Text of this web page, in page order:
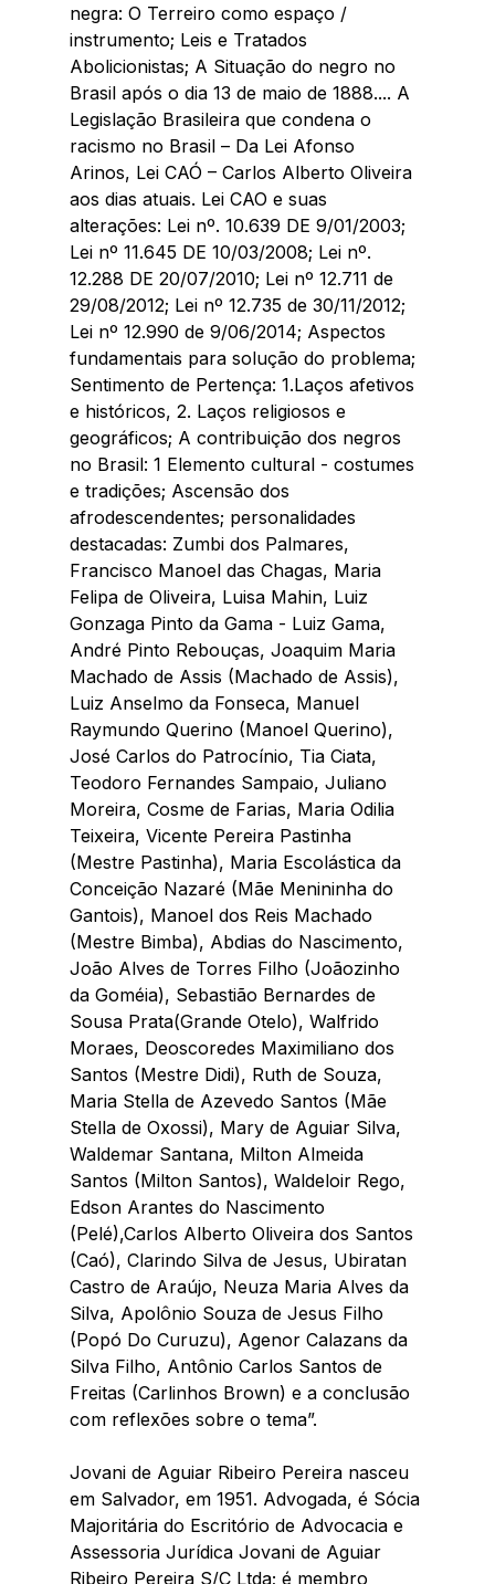
negra: O Terreiro como espaço /
instrumento; Leis e Tratados
Abolicionistas; A Situação do negro no
Brasil após o dia 13 de maio de 1888.... A
Legislação Brasileira que condena o
racismo no Brasil – Da Lei Afonso
Arinos, Lei CAÓ – Carlos Alberto Oliveira
aos dias atuais. Lei CAO e suas
alterações: Lei nº. 10.639 DE 9/01/2003;
Lei nº 11.645 DE 10/03/2008; Lei nº.
12.288 DE 20/07/2010; Lei nº 12.711 de
29/08/2012; Lei nº 12.735 de 30/11/2012;
Lei nº 12.990 de 9/06/2014; Aspectos
fundamentais para solução do problema;
Sentimento de Pertença: 1.Laços afetivos
e históricos, 2. Laços religiosos e
geográficos; A contribuição dos negros
no Brasil: 1 Elemento cultural - costumes
e tradições; Ascensão dos
afrodescendentes; personalidades
destacadas: Zumbi dos Palmares,
Francisco Manoel das Chagas, Maria
Felipa de Oliveira, Luisa Mahin, Luiz
Gonzaga Pinto da Gama - Luiz Gama,
André Pinto Rebouças, Joaquim Maria
Machado de Assis (Machado de Assis),
Luiz Anselmo da Fonseca, Manuel
Raymundo Querino (Manoel Querino),
José Carlos do Patrocínio, Tia Ciata,
Teodoro Fernandes Sampaio, Juliano
Moreira, Cosme de Farias, Maria Odilia
Teixeira, Vicente Pereira Pastinha
(Mestre Pastinha), Maria Escolástica da
Conceição Nazaré (Mãe Menininha do
Gantois), Manoel dos Reis Machado
(Mestre Bimba), Abdias do Nascimento,
João Alves de Torres Filho (Joãozinho
da Goméia), Sebastião Bernardes de
Sousa Prata(Grande Otelo), Walfrido
Moraes, Deoscoredes Maximiliano dos
Santos (Mestre Didi), Ruth de Souza,
Maria Stella de Azevedo Santos (Mãe
Stella de Oxossi), Mary de Aguiar Silva,
Waldemar Santana, Milton Almeida
Santos (Milton Santos), Waldeloir Rego,
Edson Arantes do Nascimento
(Pelé),Carlos Alberto Oliveira dos Santos
(Caó), Clarindo Silva de Jesus, Ubiratan
Castro de Araújo, Neuza Maria Alves da
Silva, Apolônio Souza de Jesus Filho
(Popó Do Curuzu), Agenor Calazans da
Silva Filho, Antônio Carlos Santos de
Freitas (Carlinhos Brown) e a conclusão
com reflexões sobre o tema”.
Jovani de Aguiar Ribeiro Pereira nasceu
em Salvador, em 1951. Advogada, é Sócia
Majoritária do Escritório de Advocacia e
Assessoria Jurídica Jovani de Aguiar
Ribeiro Pereira S/C Ltda; é membro